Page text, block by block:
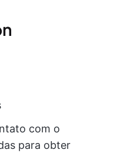
com o
para obter